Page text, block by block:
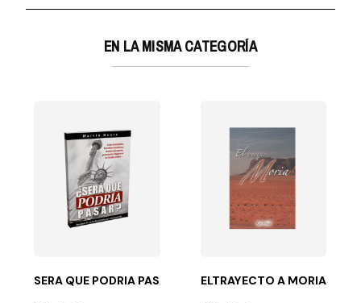
EN LA MISMA CATEGORÍA
más sublime de las Sagradas Escrituras,...
SERA QUE PODRIA PASAR? ELTRAYECTO A MORIA